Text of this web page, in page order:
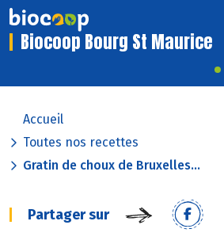
Biocoop Bourg St Maurice
Accueil
Toutes nos recettes
Gratin de choux de Bruxelles...
Partager sur